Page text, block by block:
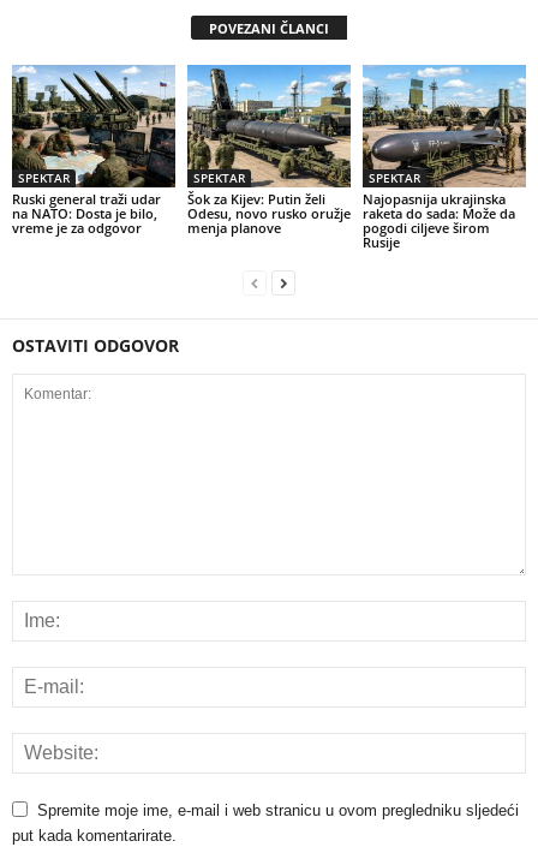
POVEZANI ČLANCI
SPEKTAR
Ruski general traži udar
na NATO: Dosta je bilo,
vreme je za odgovor
SPEKTAR
Šok za Kijev: Putin želi
Odesu, novo rusko oružje
menja planove
SPEKTAR
Najopasnija ukrajinska
raketa do sada: Može da
pogodi ciljeve širom
Rusije
OSTAVITI ODGOVOR
Spremite moje ime, e-mail i web stranicu u ovom pregledniku sljedeći
put kada komentarirate.